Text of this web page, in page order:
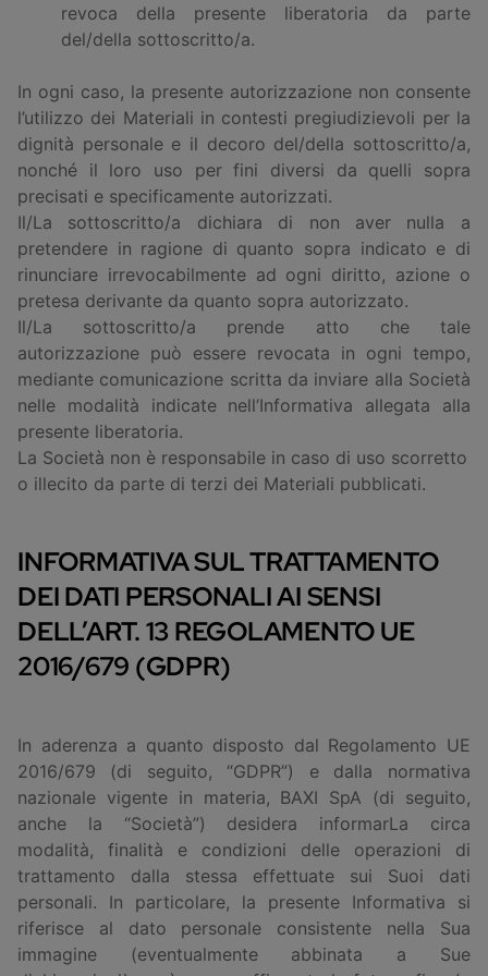
revoca della presente liberatoria da parte
del/della sottoscritto/a.
In ogni caso, la presente autorizzazione non consente
l’utilizzo dei Materiali in contesti pregiudizievoli per la
dignità personale e il decoro del/della sottoscritto/a,
nonché il loro uso per fini diversi da quelli sopra
precisati e specificamente autorizzati.
Il/La sottoscritto/a dichiara di non aver nulla a
pretendere in ragione di quanto sopra indicato e di
rinunciare irrevocabilmente ad ogni diritto, azione o
pretesa derivante da quanto sopra autorizzato.
Il/La sottoscritto/a prende atto che tale
autorizzazione può essere revocata in ogni tempo,
mediante comunicazione scritta da inviare alla Società
nelle modalità indicate nell’Informativa allegata alla
presente liberatoria.
La Società non è responsabile in caso di uso scorretto
o illecito da parte di terzi dei Materiali pubblicati.
INFORMATIVA SUL TRATTAMENTO
DEI DATI PERSONALI AI SENSI
DELL’ART. 13 REGOLAMENTO UE
2016/679 (GDPR)
In aderenza a quanto disposto dal Regolamento UE
2016/679 (di seguito, “GDPR”) e dalla normativa
nazionale vigente in materia, BAXI SpA (di seguito,
anche la “Società”) desidera informarLa circa
modalità, finalità e condizioni delle operazioni di
trattamento dalla stessa effettuate sui Suoi dati
personali. In particolare, la presente Informativa si
riferisce al dato personale consistente nella Sua
immagine (eventualmente abbinata a Sue